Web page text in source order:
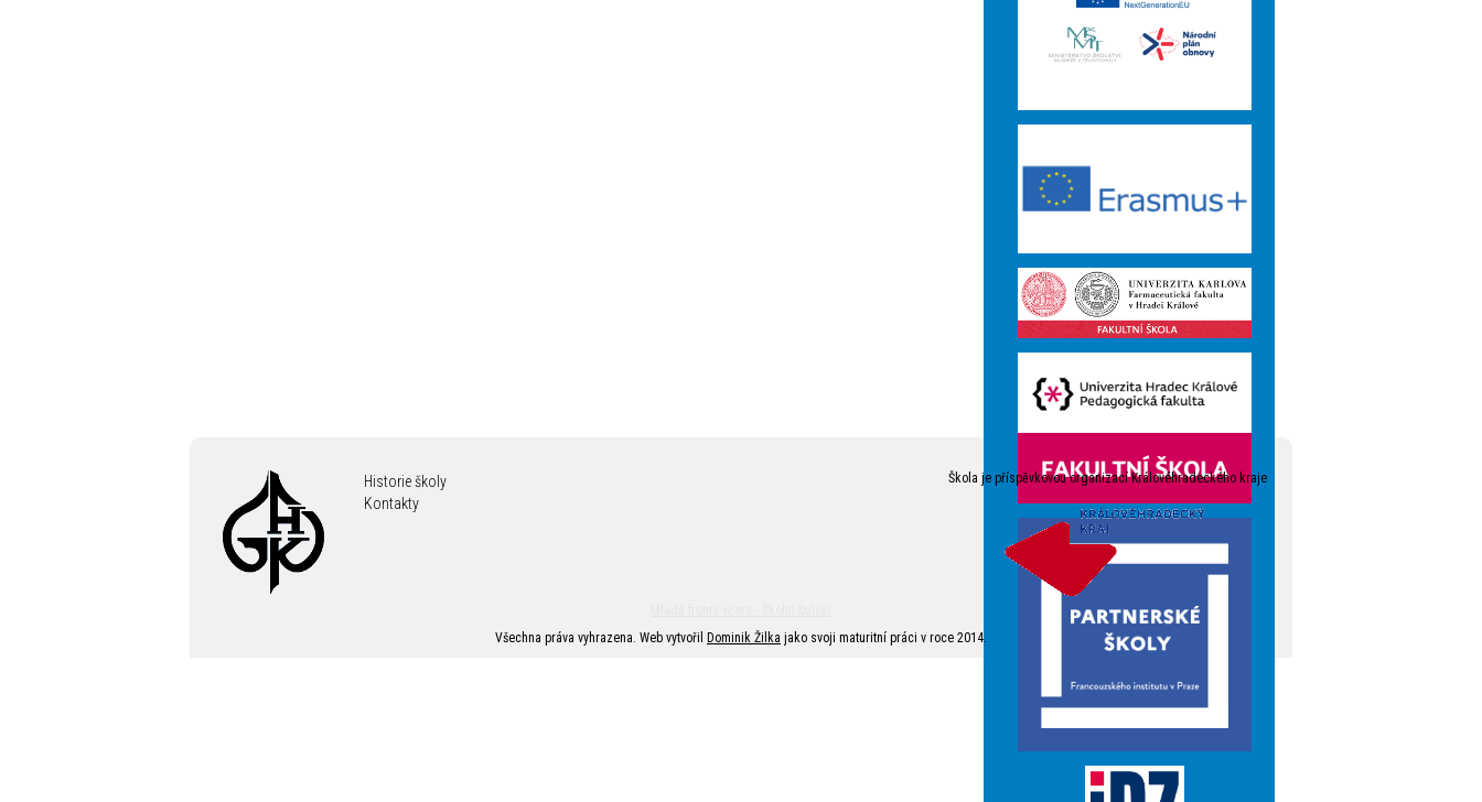
Historie školy
Kontakty
Škola je příspěvkovou organizací Královéhradeckého kraje
Všechna práva vyhrazena. Web vytvořil
Dominik Žilka jako svoji maturitní práci v roce 2014.